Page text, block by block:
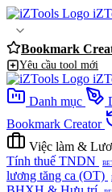
Bookmark
Yêu cầu tool mới
Danh mục
Bookmark Creator
Việc làm &
Tính thuế TNDN
lương tăng ca (OT)